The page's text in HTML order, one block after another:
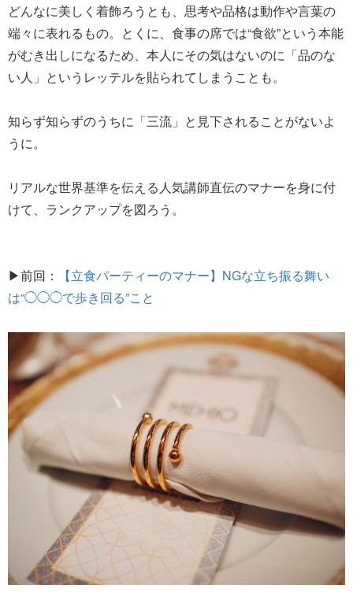
どんなに美しく着飾ろうとも、思考や品格は動作や言葉の
端々に表れるもの。とくに、食事の席では“食欲”という本能
がむき出しになるため、本人にその気はないのに「品のな
い人」というレッテルを貼られてしまうことも。
知らず知らずのうちに「三流」と見下されることがないよ
うに。
リアルな世界基準を伝える人気講師直伝のマナーを身に付
けて、ランクアップを図ろう。
▶前回：
【立食パーティーのマナー】NGな立ち振る舞い
は“◯◯◯で歩き回る”こと